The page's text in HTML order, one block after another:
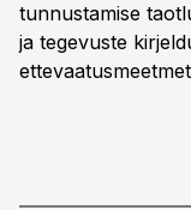
tunnustamise
ja tegevuste